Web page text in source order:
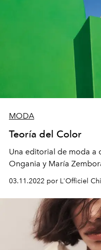
MODA
Teoría del Color
Una editorial de moda a
Ongania y María
03.11.2022 por L'Officiel